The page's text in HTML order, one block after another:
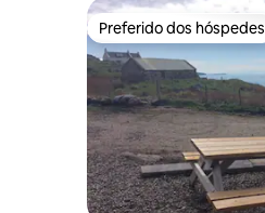
Preferido dos hóspedes
Preferido dos hóspedes